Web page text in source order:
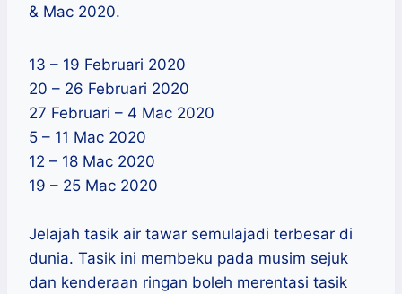
& Mac 2020.
13 – 19 Februari 2020
20 – 26 Februari 2020
27 Februari – 4 Mac 2020
5 – 11 Mac 2020
12 – 18 Mac 2020
19 – 25 Mac 2020
Jelajah tasik air tawar semulajadi terbesar di
dunia. Tasik ini membeku pada musim sejuk
dan kenderaan ringan boleh merentasi tasik